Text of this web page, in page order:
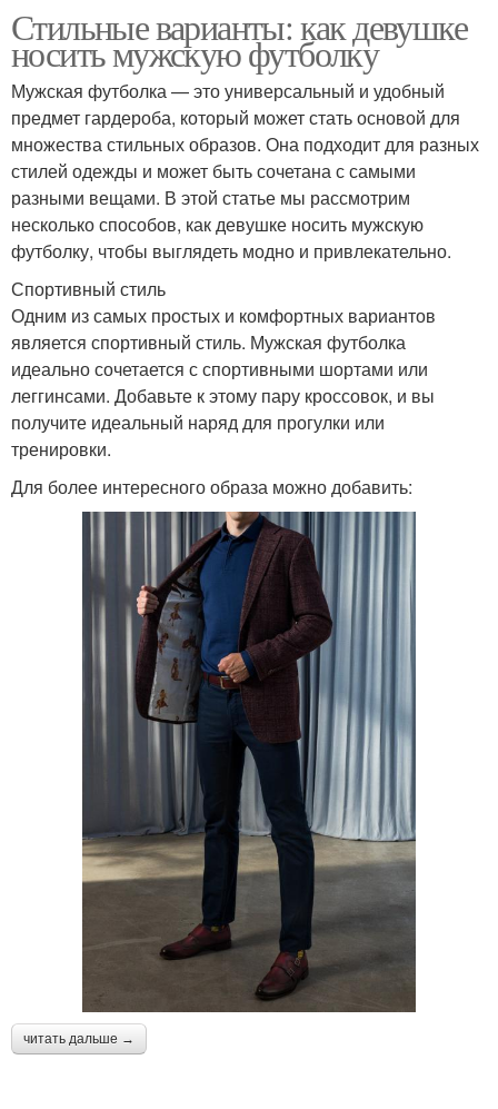
Стильные варианты: как девушке
носить мужскую футболку
Мужская футболка — это универсальный и удобный
предмет гардероба, который может стать основой для
множества стильных образов. Она подходит для разных
стилей одежды и может быть сочетана с самыми
разными вещами. В этой статье мы рассмотрим
несколько способов, как девушке носить мужскую
футболку, чтобы выглядеть модно и привлекательно.
Спортивный стиль
Одним из самых простых и комфортных вариантов
является спортивный стиль. Мужская футболка
идеально сочетается с спортивными шортами или
леггинсами. Добавьте к этому пару кроссовок, и вы
получите идеальный наряд для прогулки или
тренировки.
Для более интересного образа можно добавить:
читать дальше →